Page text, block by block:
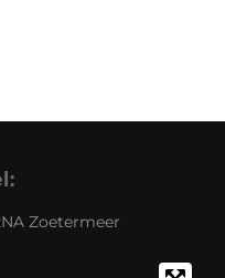
Zoetermeer